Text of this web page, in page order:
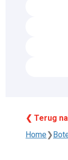
❮ Terug
Home❯